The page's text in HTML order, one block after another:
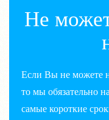
Не
Если Вы не можете
то мы обязательно
самые короткие